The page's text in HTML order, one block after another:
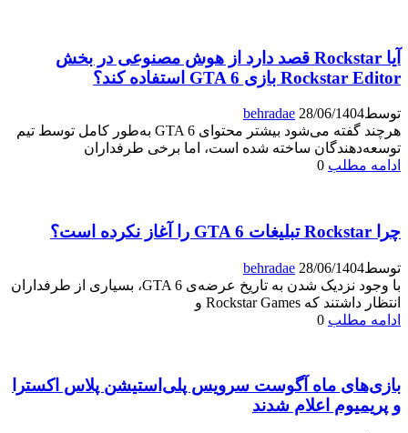
آیا Rockstar قصد دارد از هوش مصنوعی در بخش
Rockstar Editor بازی GTA 6 استفاده کند؟
توسط behradae 28/06/1404
هرچند گفته می‌شود بیشتر محتوای GTA 6 به‌طور کامل توسط تیم
توسعه‌دهندگان ساخته شده است، اما برخی طرفداران
ادامه مطلب 0
چرا Rockstar تبلیغات GTA 6 را آغاز نکرده است؟
توسط behradae 28/06/1404
با وجود نزدیک شدن به تاریخ عرضه‌ی GTA 6، بسیاری از طرفداران
انتظار داشتند که Rockstar Games و
ادامه مطلب 0
بازی‌های ماه آگوست سرویس پلی‌استیشن پلاس اکسترا
و پریمیوم اعلام شدند